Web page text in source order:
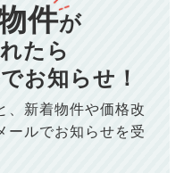
834
10,005 円
100,050 円
、譲渡所得税が発生する
の税務署などにご確認く
算であり、手残り金額を
費用、引っ越し費用、住
は含まれておりませんの
められた上限で計算して
件が
たら
お知らせ！
新着物件や価格改
ールでお知らせを受